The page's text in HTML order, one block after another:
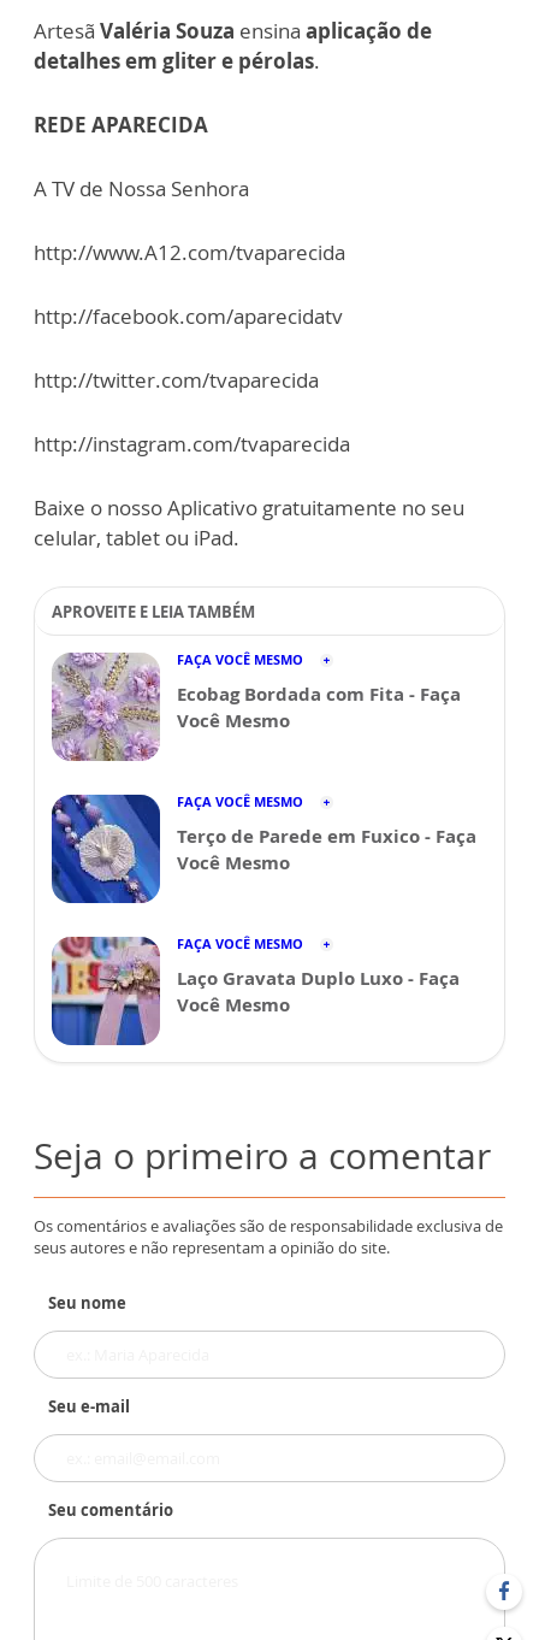
Artesã Valéria Souza ensina aplicação de
detalhes em gliter e pérolas.
REDE APARECIDA
A TV de Nossa Senhora
http://www.A12.com/tvaparecida
http://facebook.com/aparecidatv
http://twitter.com/tvaparecida
http://instagram.com/tvaparecida
Baixe o nosso Aplicativo gratuitamente no seu
celular, tablet ou iPad.
APROVEITE E LEIA TAMBÉM
FAÇA VOCÊ MESMO
Ecobag Bordada com Fita - Faça
Você Mesmo
FAÇA VOCÊ MESMO
Terço de Parede em Fuxico - Faça
Você Mesmo
FAÇA VOCÊ MESMO
Laço Gravata Duplo Luxo - Faça
Você Mesmo
Seja o primeiro a comentar
Os comentários e avaliações são de responsabilidade exclusiva de
seus autores e não representam a opinião do site.
Seu nome
Seu e-mail
Seu comentário